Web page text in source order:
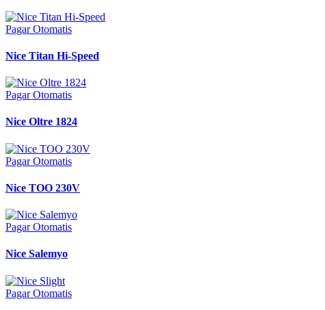
Pagar Otomatis
Nice Titan Hi-Speed
Pagar Otomatis
Nice Oltre 1824
Pagar Otomatis
Nice TOO 230V
Pagar Otomatis
Nice Salemyo
Pagar Otomatis